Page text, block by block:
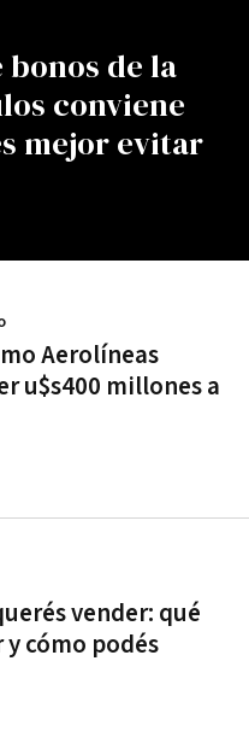
bonos de la
conviene
mejor evitar
Aerolíneas
u$s400 millones a
vender: qué
cómo podés